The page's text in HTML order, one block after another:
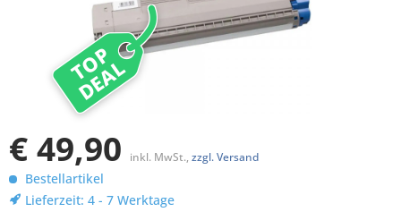
TOP
DEAL
€ 49,90 inkl. MwSt., zzgl. Versand
Bestellartikel
Lieferzeit: 4 - 7 Werktage